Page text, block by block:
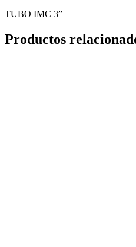
TUBO IMC 3”
Productos